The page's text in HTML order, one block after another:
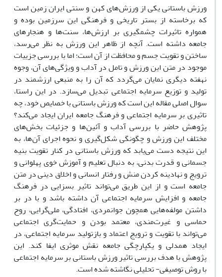
ورزش باستانی یکی از ورزش‌های کهن و سنتی ایران زمین است
که برخاسته از بستر تاریخی و فرهنگی این سرزمین بوده و
همواره تاثیرات چشمگیری بر ارزش‌ها، سنت‌ها و هنجارهای
جامعه داشته است. آنچه از ظاهر این ورزش به نظر می‌رسد،
ساختن و تقویت جسم و محافظت از آن است؛ اما با بررسی جزییات
موجود در متن این ورزش و تامل در آداب و ویژگی‌های آن، وجوه
نهفته دیگری نمایان می‌گردد که آن را به منبعی ارزشمند در
تولید و توزیع سرمایه اجتماعی تبدیل می‌سازد. در این راستا،
سوال اصلی مقاله این است که ورزش باستانی با خصایص خود، چه
تاثیری بر سرمایه اجتماعی و فرهنگ جامعه ایران ایجاد می‌کند؟
پژوهش حاضر با بررسی آداب و آئین‌ها و جزئیات بخش‌های
مختلف این ورزش و چگونگی شکل‌گیری و نحوه اجرای آن‌ها، به
این نتیجه دست می‌یابد که ورزش باستانی در کنار تقویت بنیه
جسمانی و قدرت بدنی، به دنبال تعلیم و آموزش خوی پهلوانی و
ترویج و نهادینه کردن منش و رفتار انسانی و اخلاق دینی در متن
جامعه است و از این طریق می‌تواند تاثیر بسزایی در فرهنگ
جامعه و افزایش سرمایه اجتماعی آن داشته باشد و با در بر
داشتن مولفه‌هایی همچون جوانمردی، افتادگی، ملی‌گرایی، روح
حماسی و غیرت‌مندی، معتمد بودن و حمایت‌گری اجتماعی
می‌تواند با تقویت و ترویج اعتماد و بازتولید سرمایه اجتماعی، در
ایجاد همدلی و یکپارچگی جامعه نقش موثری ایفا کند. این
پژوهش با هدف بررسی تاثیر ورزش باستانی بر سرمایه اجتماعی
با روش توصیفی- تحلیلی نگاشته شده است.